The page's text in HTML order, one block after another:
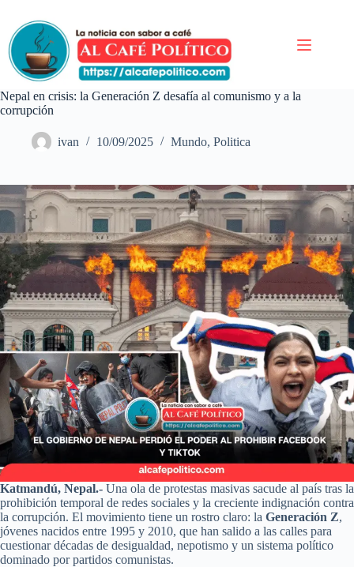
contenido
Nepal en crisis: la Generación Z desafía al comunismo y a la
corrupción
ivan 10/09/2025 Mundo, Politica
Katmandú, Nepal.- Una ola de protestas masivas sacude al país tras la
prohibición temporal de redes sociales y la creciente indignación contra
la corrupción. El movimiento tiene un rostro claro: la Generación Z,
jóvenes nacidos entre 1995 y 2010, que han salido a las calles para
cuestionar décadas de desigualdad, nepotismo y un sistema político
dominado por partidos comunistas.